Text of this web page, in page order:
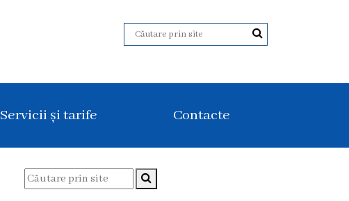
Servicii și tarife Contacte